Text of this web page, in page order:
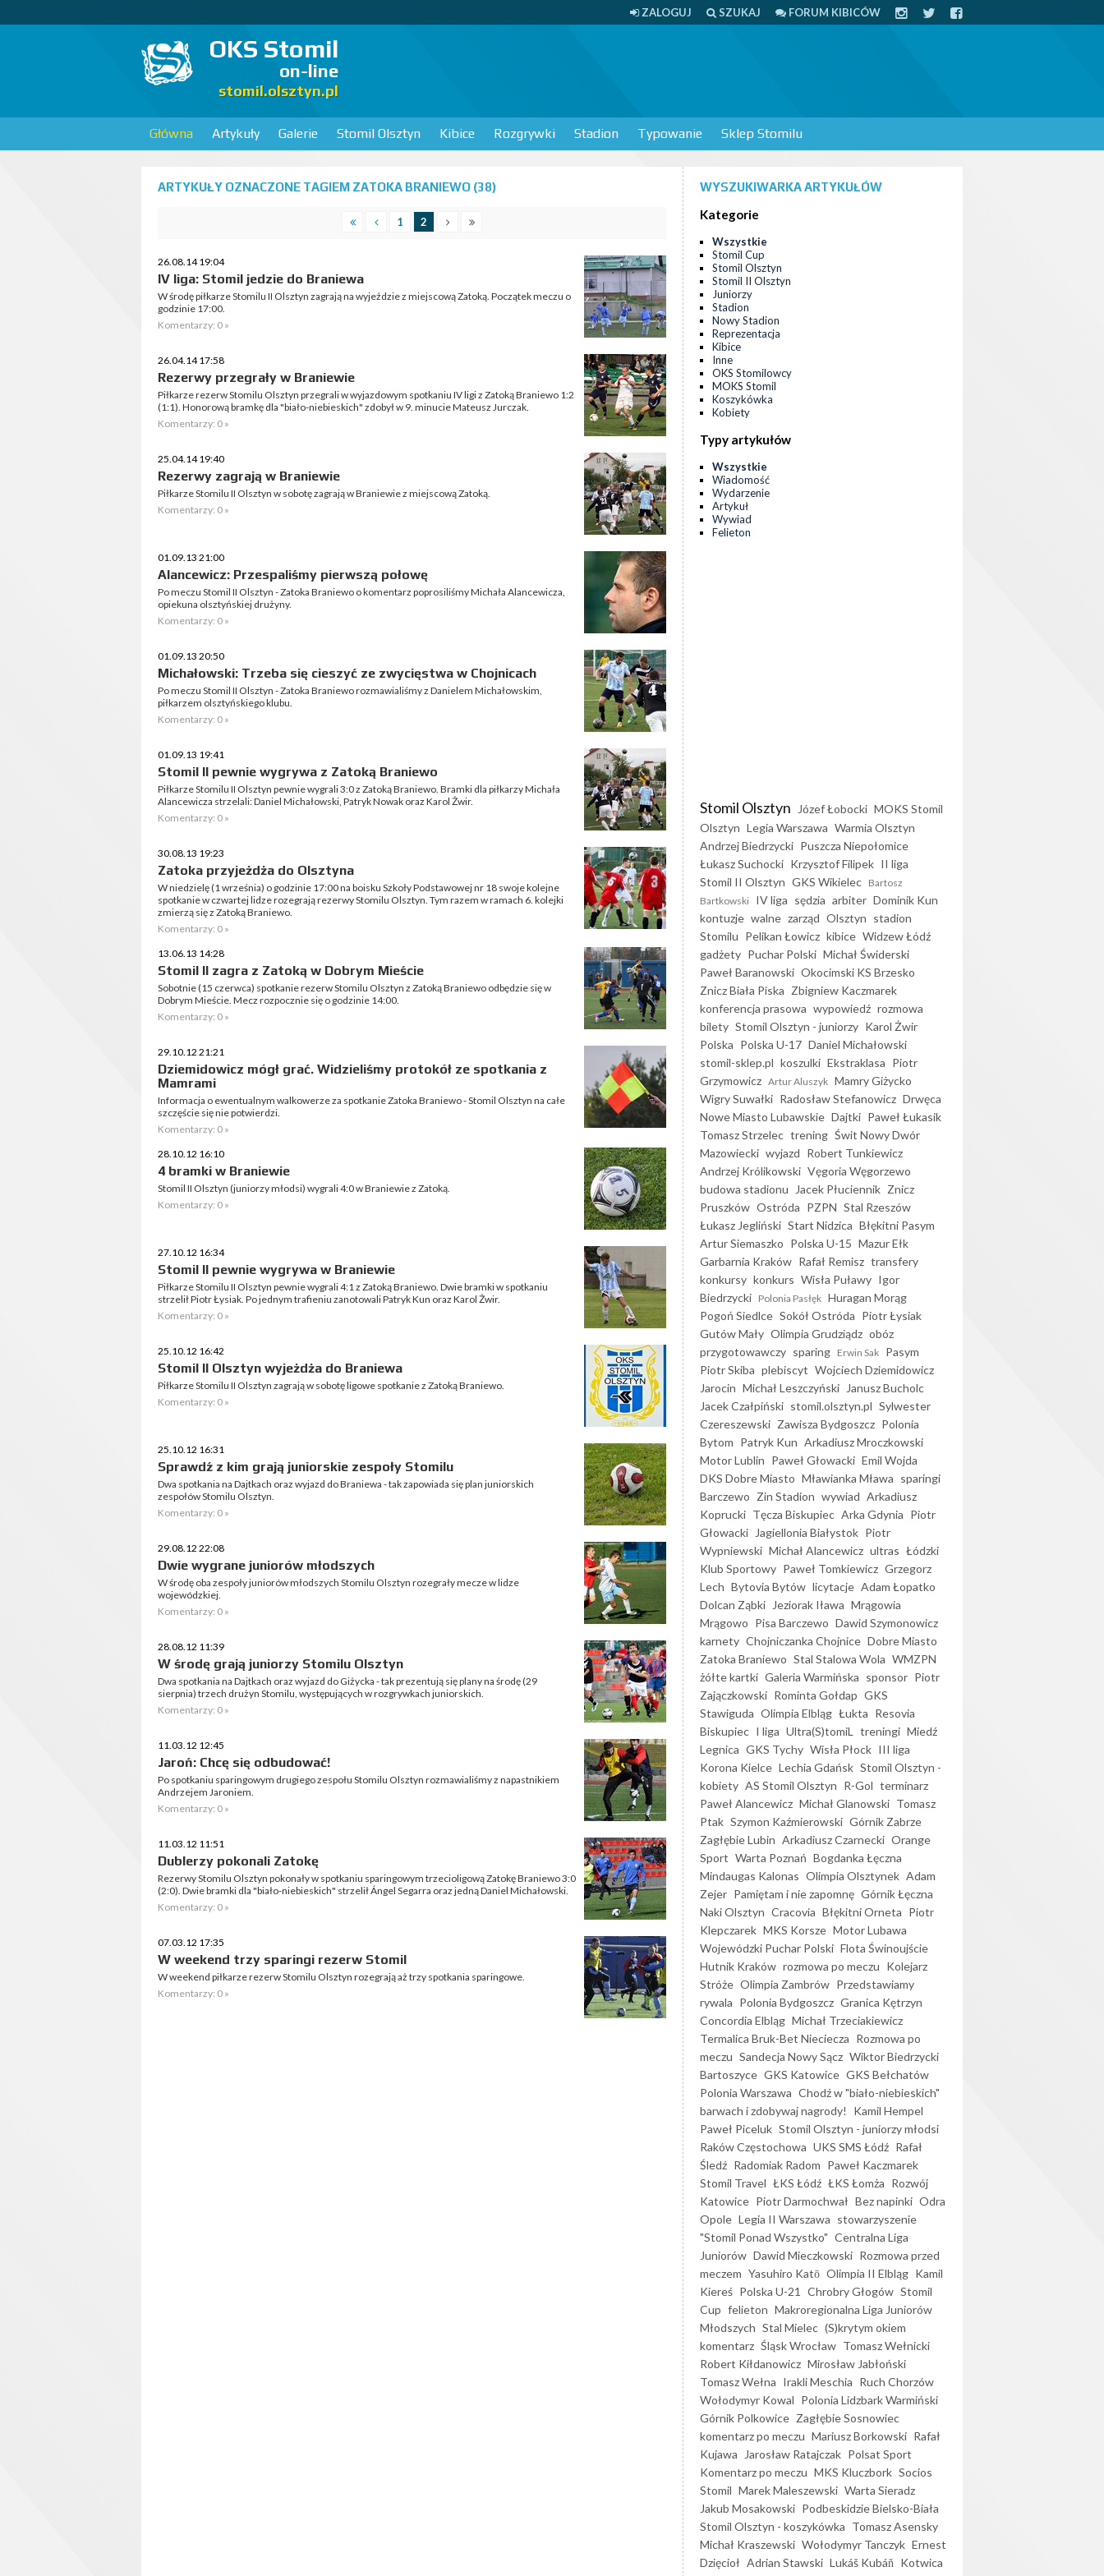
ZALOGUJ SZUKAJ FORUM KIBICÓW
OKS Stomil
on-line
stomil.olsztyn.pl
Główna Artykuły Galerie Stomil Olsztyn Kibice Rozgrywki Stadion Typowanie Sklep Stomilu
ARTYKUŁY OZNACZONE TAGIEM ZATOKA BRANIEWO (38)
1 2
26.08.14 19:04
IV liga: Stomil jedzie do Braniewa
W środę piłkarze Stomilu II Olsztyn zagrają na wyjeździe z miejscową Zatoką. Początek meczu o
godzinie 17:00.
Komentarzy: 0 »
26.04.14 17:58
Rezerwy przegrały w Braniewie
Piłkarze rezerw Stomilu Olsztyn przegrali w wyjazdowym spotkaniu IV ligi z Zatoką Braniewo 1:2
(1:1). Honorową bramkę dla "biało-niebieskich" zdobył w 9. minucie Mateusz Jurczak.
Komentarzy: 0 »
25.04.14 19:40
Rezerwy zagrają w Braniewie
Piłkarze Stomilu II Olsztyn w sobotę zagrają w Braniewie z miejscową Zatoką.
Komentarzy: 0 »
01.09.13 21:00
Alancewicz: Przespaliśmy pierwszą połowę
Po meczu Stomil II Olsztyn - Zatoka Braniewo o komentarz poprosiliśmy Michała Alancewicza,
opiekuna olsztyńskiej drużyny.
Komentarzy: 0 »
01.09.13 20:50
Michałowski: Trzeba się cieszyć ze zwycięstwa w Chojnicach
Po meczu Stomil II Olsztyn - Zatoka Braniewo rozmawialiśmy z Danielem Michałowskim,
piłkarzem olsztyńskiego klubu.
Komentarzy: 0 »
01.09.13 19:41
Stomil II pewnie wygrywa z Zatoką Braniewo
Piłkarze Stomilu II Olsztyn pewnie wygrali 3:0 z Zatoką Braniewo. Bramki dla piłkarzy Michała
Alancewicza strzelali: Daniel Michałowski, Patryk Nowak oraz Karol Żwir.
Komentarzy: 0 »
30.08.13 19:23
Zatoka przyjeżdża do Olsztyna
W niedzielę (1 września) o godzinie 17:00 na boisku Szkoły Podstawowej nr 18 swoje kolejne
spotkanie w czwartej lidze rozegrają rezerwy Stomilu Olsztyn. Tym razem w ramach 6. kolejki
zmierzą się z Zatoką Braniewo.
Komentarzy: 0 »
13.06.13 14:28
Stomil II zagra z Zatoką w Dobrym Mieście
Sobotnie (15 czerwca) spotkanie rezerw Stomilu Olsztyn z Zatoką Braniewo odbędzie się w
Dobrym Mieście. Mecz rozpocznie się o godzinie 14:00.
Komentarzy: 0 »
29.10.12 21:21
Dziemidowicz mógł grać. Widzieliśmy protokół ze spotkania z
Mamrami
Informacja o ewentualnym walkowerze za spotkanie Zatoka Braniewo - Stomil Olsztyn na całe
szczęście się nie potwierdzi.
Komentarzy: 0 »
28.10.12 16:10
4 bramki w Braniewie
Stomil II Olsztyn (juniorzy młodsi) wygrali 4:0 w Braniewie z Zatoką.
Komentarzy: 0 »
27.10.12 16:34
Stomil II pewnie wygrywa w Braniewie
Piłkarze Stomilu II Olsztyn pewnie wygrali 4:1 z Zatoką Braniewo. Dwie bramki w spotkaniu
strzelił Piotr Łysiak. Po jednym trafieniu zanotowali Patryk Kun oraz Karol Żwir.
Komentarzy: 0 »
25.10.12 16:42
Stomil II Olsztyn wyjeżdża do Braniewa
Piłkarze Stomilu II Olsztyn zagrają w sobotę ligowe spotkanie z Zatoką Braniewo.
Komentarzy: 0 »
25.10.12 16:31
Sprawdź z kim grają juniorskie zespoły Stomilu
Dwa spotkania na Dajtkach oraz wyjazd do Braniewa - tak zapowiada się plan juniorskich
zespołów Stomilu Olsztyn.
Komentarzy: 0 »
29.08.12 22:08
Dwie wygrane juniorów młodszych
W środę oba zespoły juniorów młodszych Stomilu Olsztyn rozegrały mecze w lidze
wojewódzkiej.
Komentarzy: 0 »
28.08.12 11:39
W środę grają juniorzy Stomilu Olsztyn
Dwa spotkania na Dajtkach oraz wyjazd do Giżycka - tak prezentują się plany na środę (29
sierpnia) trzech drużyn Stomilu, występujących w rozgrywkach juniorskich.
Komentarzy: 0 »
11.03.12 12:45
Jaroń: Chcę się odbudować!
Po spotkaniu sparingowym drugiego zespołu Stomilu Olsztyn rozmawialiśmy z napastnikiem
Andrzejem Jaroniem.
Komentarzy: 0 »
11.03.12 11:51
Dublerzy pokonali Zatokę
Rezerwy Stomilu Olsztyn pokonały w spotkaniu sparingowym trzecioligową Zatokę Braniewo 3:0
(2:0). Dwie bramki dla "biało-niebieskich" strzelił Ángel Segarra oraz jedną Daniel Michałowski.
Komentarzy: 0 »
07.03.12 17:35
W weekend trzy sparingi rezerw Stomil
W weekend piłkarze rezerw Stomilu Olsztyn rozegrają aż trzy spotkania sparingowe.
Komentarzy: 0 »
WYSZUKIWARKA ARTYKUŁÓW
Kategorie
Wszystkie
Stomil Cup
Stomil Olsztyn
Stomil II Olsztyn
Juniorzy
Stadion
Nowy Stadion
Reprezentacja
Kibice
Inne
OKS Stomilowcy
MOKS Stomil
Koszykówka
Kobiety
Typy artykułów
Wszystkie
Wiadomość
Wydarzenie
Artykuł
Wywiad
Felieton
Stomil Olsztyn Józef Łobocki MOKS Stomil
Olsztyn Legia Warszawa Warmia Olsztyn
Andrzej Biedrzycki Puszcza Niepołomice
Łukasz Suchocki Krzysztof Filipek II liga
Stomil II Olsztyn GKS Wikielec Bartosz
Bartkowski IV liga sędzia arbiter Dominik Kun
kontuzje walne zarząd Olsztyn stadion
Stomilu Pelikan Łowicz kibice Widzew Łódź
gadżety Puchar Polski Michał Świderski
Paweł Baranowski Okocimski KS Brzesko
Znicz Biała Piska Zbigniew Kaczmarek
konferencja prasowa wypowiedź rozmowa
bilety Stomil Olsztyn - juniorzy Karol Żwir
Polska Polska U-17 Daniel Michałowski
stomil-sklep.pl koszulki Ekstraklasa Piotr
Grzymowicz Artur Aluszyk Mamry Giżycko
Wigry Suwałki Radosław Stefanowicz Drwęca
Nowe Miasto Lubawskie Dajtki Paweł Łukasik
Tomasz Strzelec trening Świt Nowy Dwór
Mazowiecki wyjazd Robert Tunkiewicz
Andrzej Królikowski Vęgoria Węgorzewo
budowa stadionu
Jacek Płuciennik Znicz
Pruszków Ostróda PZPN Stal Rzeszów
Łukasz Jegliński Start Nidzica Błękitni Pasym
Artur Siemaszko Polska U-15 Mazur Ełk
Garbarnia Kraków Rafał Remisz transfery
konkursy konkurs Wisła Puławy Igor
Biedrzycki Polonia Pasłęk Huragan Morąg
Pogoń Siedlce Sokół Ostróda Piotr Łysiak
Gutów Mały Olimpia Grudziądz obóz
przygotowawczy sparing Erwin Sak Pasym
Piotr Skiba plebiscyt Wojciech Dziemidowicz
Jarocin Michał Leszczyński
Janusz Bucholc
Jacek Czałpiński stomil.olsztyn.pl Sylwester
Czereszewski Zawisza Bydgoszcz Polonia
Bytom Patryk Kun Arkadiusz Mroczkowski
Motor Lublin Paweł Głowacki Emil Wojda
DKS Dobre Miasto Mławianka Mława sparingi
Barczewo Zin Stadion wywiad Arkadiusz
Koprucki Tęcza Biskupiec Arka Gdynia Piotr
Głowacki
Jagiellonia Białystok Piotr
Wypniewski Michał Alancewicz ultras Łódzki
Klub Sportowy Paweł Tomkiewicz Grzegorz
Lech Bytovia Bytów licytacje Adam Łopatko
Dolcan Ząbki
Jeziorak Iława Mrągowia
Mrągowo Pisa Barczewo Dawid Szymonowicz
karnety Chojniczanka Chojnice Dobre Miasto
Zatoka Braniewo Stal Stalowa Wola WMZPN
żółte kartki Galeria Warmińska sponsor Piotr
Zajączkowski Rominta Gołdap GKS
Stawiguda Olimpia Elbląg Łukta Resovia
Biskupiec I liga Ultra(S)tomiL treningi Miedź
Legnica GKS Tychy Wisła Płock III liga
Korona Kielce Lechia Gdańsk Stomil Olsztyn -
kobiety AS Stomil Olsztyn R-Gol terminarz
Paweł Alancewicz Michał Glanowski Tomasz
Ptak Szymon Kaźmierowski Górnik Zabrze
Zagłębie Lubin Arkadiusz Czarnecki Orange
Sport Warta Poznań Bogdanka Łęczna
Mindaugas Kalonas Olimpia Olsztynek Adam
Zejer Pamiętam i nie zapomnę Górnik Łęczna
Naki Olsztyn Cracovia Błękitni Orneta Piotr
Klepczarek MKS Korsze Motor Lubawa
Wojewódzki Puchar Polski Flota Świnoujście
Hutnik Kraków rozmowa po meczu Kolejarz
Stróże Olimpia Zambrów Przedstawiamy
rywala Polonia Bydgoszcz Granica Kętrzyn
Concordia Elbląg Michał Trzeciakiewicz
Termalica Bruk-Bet Nieciecza Rozmowa po
meczu Sandecja Nowy Sącz Wiktor Biedrzycki
Bartoszyce GKS Katowice GKS Bełchatów
Polonia Warszawa Chodź w "biało-niebieskich"
barwach i zdobywaj nagrody!
Kamil Hempel
Paweł Piceluk Stomil Olsztyn - juniorzy młodsi
Raków Częstochowa UKS SMS Łódź Rafał
Śledź Radomiak Radom Paweł Kaczmarek
Stomil Travel ŁKS Łódź ŁKS Łomża Rozwój
Katowice Piotr Darmochwał Bez napinki Odra
Opole Legia II Warszawa stowarzyszenie
"Stomil Ponad Wszystko" Centralna Liga
Juniorów Dawid Mieczkowski Rozmowa przed
meczem Yasuhiro Katō Olimpia II Elbląg Kamil
Kiereś Polska U-21 Chrobry Głogów Stomil
Cup felieton Makroregionalna Liga Juniorów
Młodszych Stal Mielec (S)krytym okiem
komentarz Śląsk Wrocław Tomasz Wełnicki
Robert Kiłdanowicz Mirosław Jabłoński
Tomasz Wełna Irakli Meschia Ruch Chorzów
Wołodymyr Kowal Polonia Lidzbark Warmiński
Górnik Polkowice Zagłębie Sosnowiec
komentarz po meczu Mariusz Borkowski Rafał
Kujawa
Jarosław Ratajczak Polsat Sport
Komentarz po meczu MKS Kluczbork Socios
Stomil Marek Maleszewski Warta Sieradz
Jakub Mosakowski Podbeskidzie Bielsko-Biała
Stomil Olsztyn - koszykówka Tomasz Asensky
Michał Kraszewski Wołodymyr Tanczyk Ernest
Dzięcioł Adrian Stawski Lukáš Kubáň Kotwica